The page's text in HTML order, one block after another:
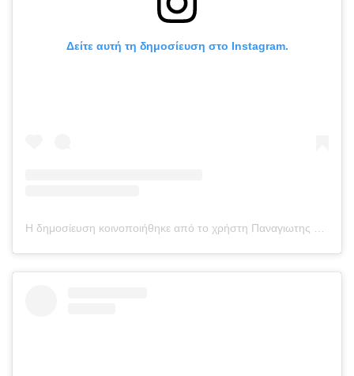
Δείτε αυτή τη δημοσίευση στο Instagram.
Η δημοσίευση κοινοποιήθηκε από το χρήστη Παναγιωτης Καραγκούνιας (@takis_147)